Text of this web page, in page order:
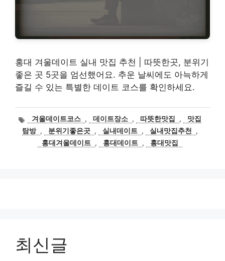
홍대 겨울데이트 실내 맛집 추천 | 따뜻한곳, 분위기
좋은 곳 5곳을 엄선했어요. 추운 날씨에도 아늑하게
즐길 수 있는 특별한 데이트 코스를 확인하세요.
태
그
겨울데이트코스 , 데이트장소 , 따뜻한맛집 ,
맛집
탐방 , 분위기좋은곳 , 실내데이트 , 실내맛집추천
,
홍대겨울데이트 , 홍대데이트 , 홍대맛집
최신글